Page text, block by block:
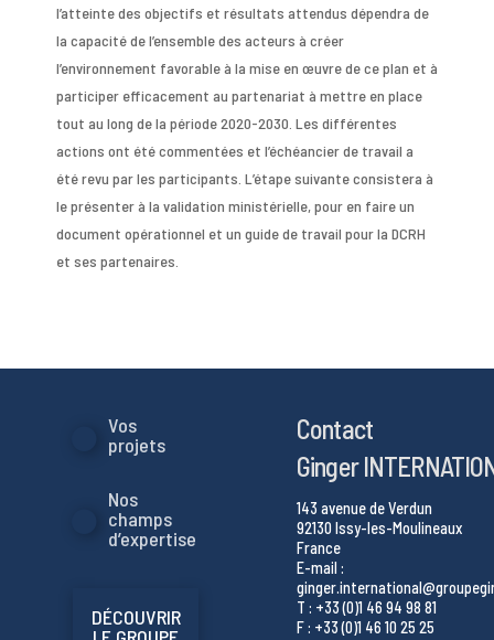
l’atteinte des objectifs et résultats attendus dépendra de
la capacité de l’ensemble des acteurs à créer
l’environnement favorable à la mise en œuvre de ce plan et à
participer efficacement au partenariat à mettre en place
tout au long de la période 2020-2030. Les différentes
actions ont été commentées et l’échéancier de travail a
été revu par les participants. L’étape suivante consistera à
le présenter à la validation ministérielle, pour en faire un
document opérationnel et un guide de travail pour la DCRH
et ses partenaires.
Vos
projets
Nos
champs
d’expertise
DÉCOUVRIR
Contact
Ginger
143 avenue de Verdun
92130 Issy-les-Moulineaux
France
E-mail :
T : +33 (0)1 46 94 98 81
F : +33 (0)1 46 10 25 25